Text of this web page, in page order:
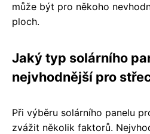
může být pro někoho
ploch.
Jaký typ solárního
nejvhodnější pro
Při výběru solárního panelu
zvážit několik faktorů.